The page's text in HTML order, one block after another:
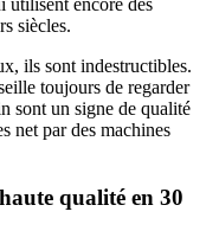
utilisent encore des
siècles.
ils sont indestructibles.
toujours de regarder
sont un signe de qualité
net par des machines
qualité en 30